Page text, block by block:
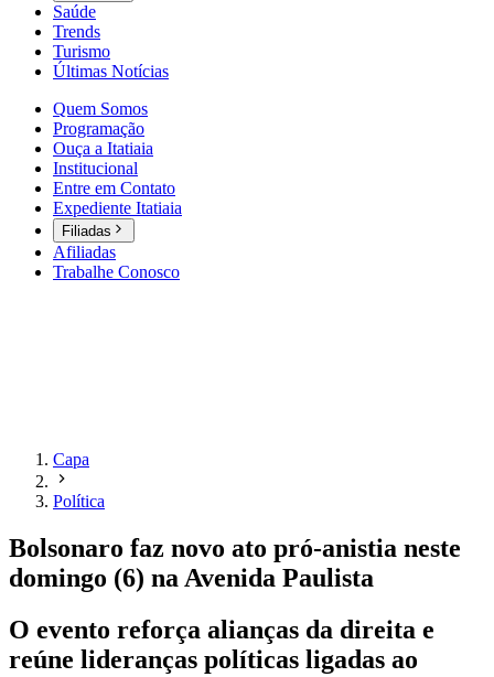
Saúde
Trends
Turismo
Últimas Notícias
Quem Somos
Programação
Ouça a Itatiaia
Institucional
Entre em Contato
Expediente Itatiaia
Filiadas
Afiliadas
Trabalhe Conosco
Capa
Política
Bolsonaro faz novo ato pró-anistia neste
domingo (6) na Avenida Paulista
O evento reforça alianças da direita e
reúne lideranças políticas ligadas ao